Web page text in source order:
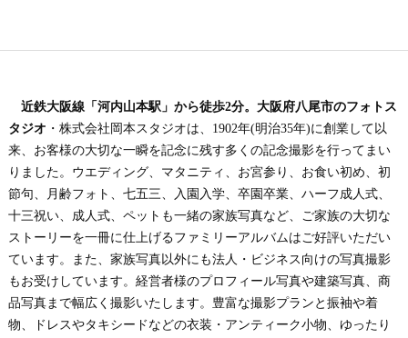
近鉄大阪線「河内山本駅」から徒歩2分。大阪府八尾市のフォトス
タジオ ・株式会社岡本スタジオは、1902年(明治35年)に創業して以
来、お客様の大切な一瞬を記念に残す多くの記念撮影を行ってまい
りました。ウエディング、マタニティ、お宮参り、お食い初め、初
節句、月齢フォト、七五三、入園入学、卒園卒業、ハーフ成人式、
十三祝い、成人式、ペットも一緒の家族写真など、ご家族の大切な
ストーリーを一冊に仕上げるファミリーアルバムはご好評いただい
ています。また、家族写真以外にも法人・ビジネス向けの写真撮影
もお受けしています。経営者様のプロフィール写真や建築写真、商
品写真まで幅広く撮影いたします。豊富な撮影プランと振袖や着
物、ドレスやタキシードなどの衣装・アンティーク小物、ゆったり